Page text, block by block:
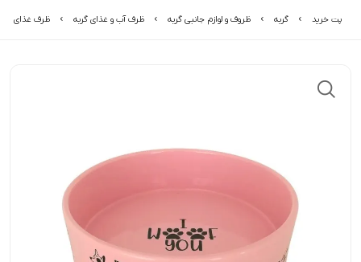
پت خرید گربه ظروف و لوازم جانبی گربه ظرف آب و غذای گربه ظرف غذای سگ